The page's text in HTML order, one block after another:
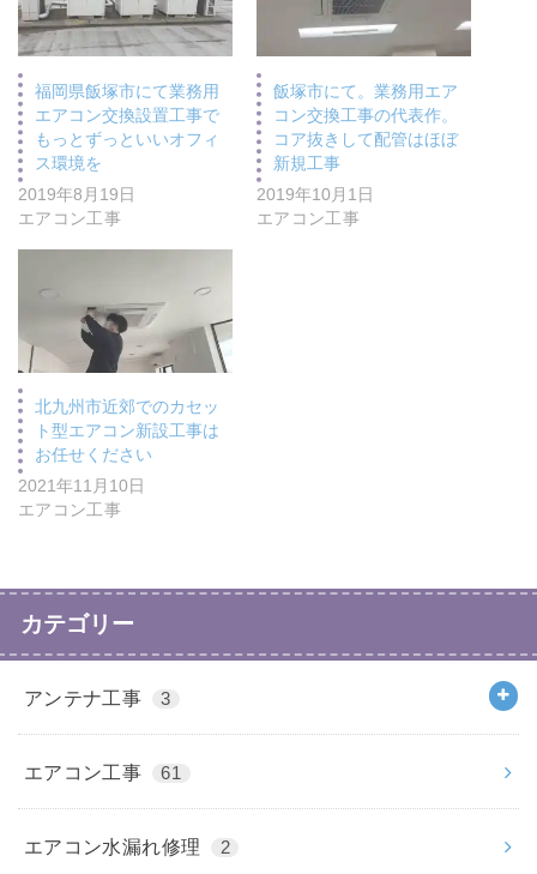
福岡県飯塚市にて業務用
エアコン交換設置工事で
もっとずっといいオフィ
ス環境を
2019年8月19日
エアコン工事
飯塚市にて。業務用エア
コン交換工事の代表作。
コア抜きして配管はほぼ
新規工事
2019年10月1日
エアコン工事
北九州市近郊でのカセッ
ト型エアコン新設工事は
お任せください
2021年11月10日
エアコン工事
カテゴリー
アンテナ工事 3
エアコン工事 61
エアコン水漏れ修理 2